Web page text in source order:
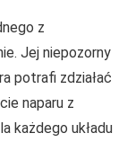
z
Jej niepozorny
potrafi zdziałać
naparu z
każdego układu